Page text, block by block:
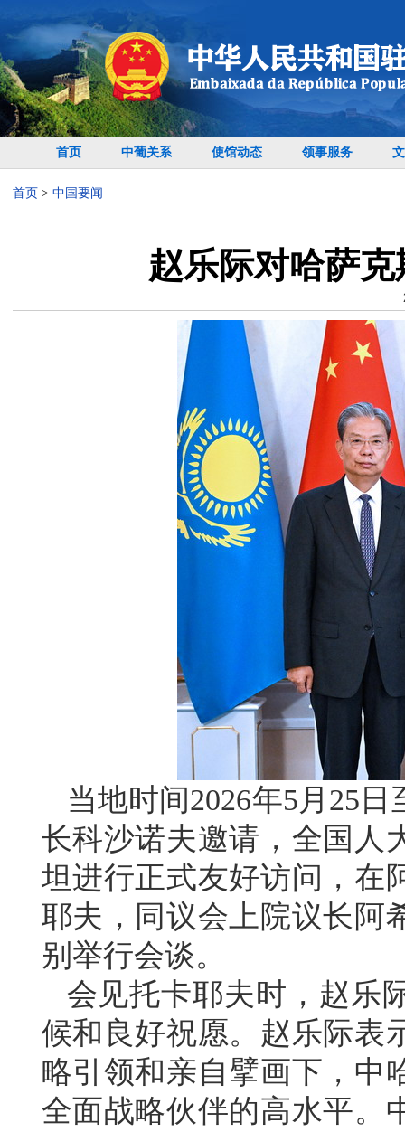
首页 中葡关系 使馆动态 领事服务
首页 > 中国要闻
赵乐际对哈萨
当地时间2026年5月25
长科沙诺夫邀请，全国人
坦进行正式友好访问，在
耶夫，同议会上院议长阿
别举行会谈。
会见托卡耶夫时，赵乐
候和良好祝愿。赵乐际表
略引领和亲自擘画下，中
全面战略伙伴的高水平。